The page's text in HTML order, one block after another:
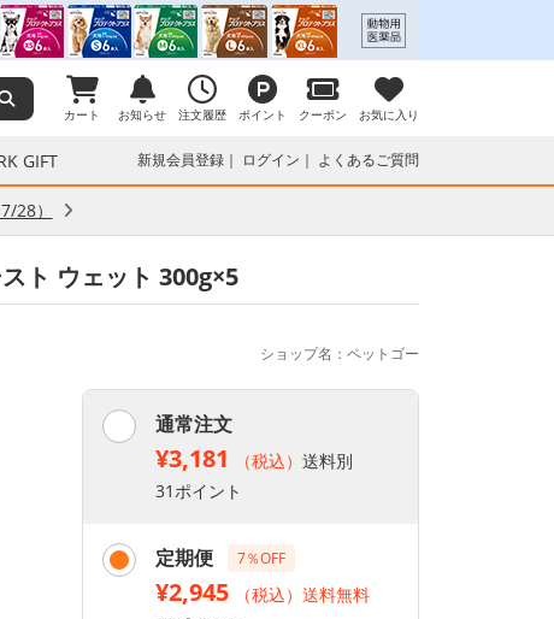
カート お知らせ 注文履歴 ポイント クーポン お気に入り
GIFT 新規会員登録 ログイン よくあるご質問
28）
ト ウェット 300g×5
ショップ名：ペットゴー
通常注文
¥3,181 （税込） 送料別
31ポイント
定期便 7％OFF
¥2,945
（税込）送料無料